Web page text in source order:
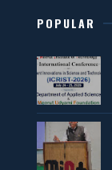
POPULAR